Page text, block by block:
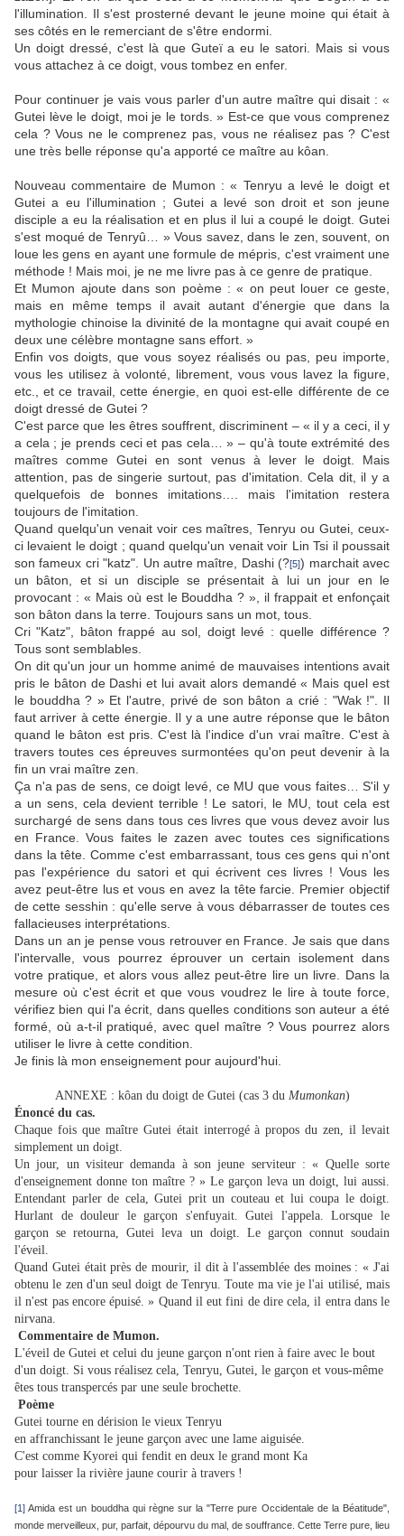
l'illumination. Il s'est prosterné devant le jeune moine qui était à
ses côtés en le remerciant de s'être endormi.
Un doigt dressé, c'est là que Guteï a eu le satori. Mais si vous
vous attachez à ce doigt, vous tombez en enfer.
Pour continuer je vais vous parler d'un autre maître qui disait : «
Gutei lève le doigt, moi je le tords. » Est-ce que vous comprenez
cela ? Vous ne le comprenez pas, vous ne réalisez pas ? C'est
une très belle réponse qu'a apporté ce maître au kôan.
Nouveau commentaire de Mumon : « Tenryu a levé le doigt et
Gutei a eu l'illumination ; Gutei a levé son droit et son jeune
disciple a eu la réalisation et en plus il lui a coupé le doigt. Gutei
s'est moqué de Tenryû… » Vous savez, dans le zen, souvent, on
loue les gens en ayant une formule de mépris, c'est vraiment une
méthode ! Mais moi, je ne me livre pas à ce genre de pratique.
Et Mumon ajoute dans son poème : « on peut louer ce geste,
mais en même temps il avait autant d'énergie que dans la
mythologie chinoise la divinité de la montagne qui avait coupé en
deux une célèbre montagne sans effort. »
Enfin vos doigts, que vous soyez réalisés ou pas, peu importe,
vous les utilisez à volonté, librement, vous vous lavez la figure,
etc., et ce travail, cette énergie, en quoi est-elle différente de ce
doigt dressé de Gutei ?
C'est parce que les êtres souffrent, discriminent – « il y a ceci, il y
a cela ; je prends ceci et pas cela… » – qu'à toute extrémité des
maîtres comme Gutei en sont venus à lever le doigt. Mais
attention, pas de singerie surtout, pas d'imitation. Cela dit, il y a
quelquefois de bonnes imitations…. mais l'imitation restera
toujours de l'imitation.
Quand quelqu'un venait voir ces maîtres, Tenryu ou Gutei, ceux-
ci levaient le doigt ; quand quelqu'un venait voir Lin Tsi il poussait
son fameux cri "katz". Un autre maître, Dashi (?[5]) marchait avec
un bâton, et si un disciple se présentait à lui un jour en le
provocant : « Mais où est le Bouddha ? », il frappait et enfonçait
son bâton dans la terre. Toujours sans un mot, tous.
Cri "Katz", bâton frappé au sol, doigt levé : quelle différence ?
Tous sont semblables.
On dit qu'un jour un homme animé de mauvaises intentions avait
pris le bâton de Dashi et lui avait alors demandé « Mais quel est
le bouddha ? » Et l'autre, privé de son bâton a crié : "Wak !". Il
faut arriver à cette énergie. Il y a une autre réponse que le bâton
quand le bâton est pris. C'est là l'indice d'un vrai maître. C'est à
travers toutes ces épreuves surmontées qu'on peut devenir à la
fin un vrai maître zen.
Ça n'a pas de sens, ce doigt levé, ce MU que vous faites… S'il y
a un sens, cela devient terrible ! Le satori, le MU, tout cela est
surchargé de sens dans tous ces livres que vous devez avoir lus
en France. Vous faites le zazen avec toutes ces significations
dans la tête. Comme c'est embarrassant, tous ces gens qui n'ont
pas l'expérience du satori et qui écrivent ces livres ! Vous les
avez peut-être lus et vous en avez la tête farcie. Premier objectif
de cette sesshin : qu'elle serve à vous débarrasser de toutes ces
fallacieuses interprétations.
Dans un an je pense vous retrouver en France. Je sais que dans
l'intervalle, vous pourrez éprouver un certain isolement dans
votre pratique, et alors vous allez peut-être lire un livre. Dans la
mesure où c'est écrit et que vous voudrez le lire à toute force,
vérifiez bien qui l'a écrit, dans quelles conditions son auteur a été
formé, où a-t-il pratiqué, avec quel maître ? Vous pourrez alors
utiliser le livre à cette condition.
Je finis là mon enseignement pour aujourd'hui.
ANNEXE : kôan du doigt de Gutei (cas 3 du Mumonkan)
Énoncé du cas.
Chaque fois que maître Gutei était interrogé à propos du zen, il levait
simplement un doigt.
Un jour, un visiteur demanda à son jeune serviteur : « Quelle sorte
d'enseignement donne ton maître ? » Le garçon leva un doigt, lui aussi.
Entendant parler de cela, Gutei prit un couteau et lui coupa le doigt.
Hurlant de douleur le garçon s'enfuyait. Gutei l'appela. Lorsque le
garçon se retourna, Gutei leva un doigt. Le garçon connut soudain
l'éveil.
Quand Gutei était près de mourir, il dit à l'assemblée des moines : « J'ai
obtenu le zen d'un seul doigt de Tenryu. Toute ma vie je l'ai utilisé, mais
il n'est pas encore épuisé. » Quand il eut fini de dire cela, il entra dans le
nirvana.
Commentaire de Mumon.
L'éveil de Gutei et celui du jeune garçon n'ont rien à faire avec le bout
d'un doigt. Si vous réalisez cela, Tenryu, Gutei, le garçon et vous-même
êtes tous transpercés par une seule brochette.
Poème
Gutei tourne en dérision le vieux Tenryu
en affranchissant le jeune garçon avec une lame aiguisée.
C'est comme Kyorei qui fendit en deux le grand mont Ka
pour laisser la rivière jaune courir à travers !
[1] Amida est un bouddha qui règne sur la "Terre pure Occidentale de la Béatitude",
monde merveilleux, pur, parfait, dépourvu du mal, de souffrance. Cette Terre pure, lieu